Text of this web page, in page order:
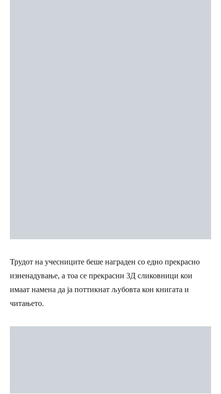
Трудот на учесниците беше награден со едно прекрасно
изненадување, а тоа се прекрасни 3Д сликовници кои
имаат намена да ја поттикнат љубовта кон книгата и
читањето.